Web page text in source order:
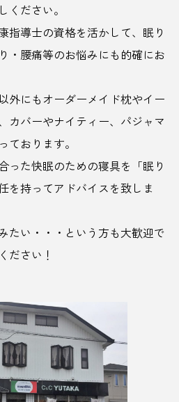
ください。
指導士の資格を活かして、眠り
・腰痛等のお悩みにも的確にお
外にもオーダーメイド枕やイー
カバーやナイティー、パジャマ
ております。
った快眠のための寝具を「眠り
を持ってアドバイスを致しま
たい・・・という方も大歓迎で
ださい！